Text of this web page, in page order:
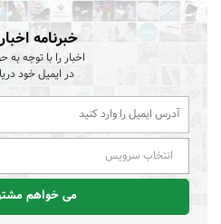
خبرنامه
اخبار را با توجه به
در ایمیل خود
انتخاب سرویس
می خواهم